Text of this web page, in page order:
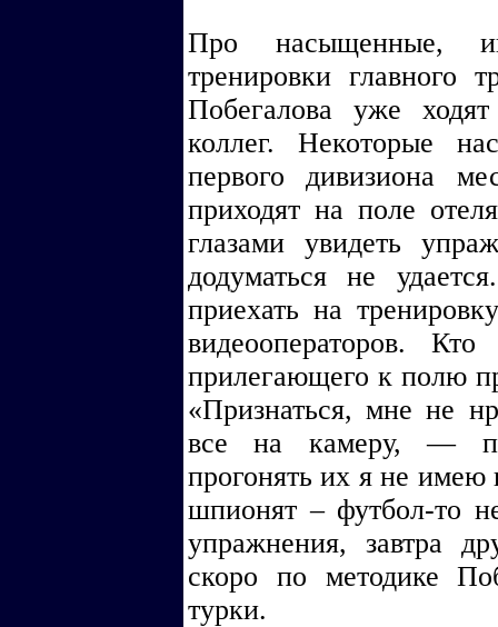
Про насыщенные,
тренировки главного
Побегалова уже
коллег. Некоторые
первого дивизиона
приходят на поле
глазами увидеть
додуматься не
приехать на
видеооператоров.
прилегающего к полю
«Признаться, мне не
все на камеру, —
прогонять их я не имею
шпионят – футбол-то
упражнения, завтра
скоро по методике
турки.